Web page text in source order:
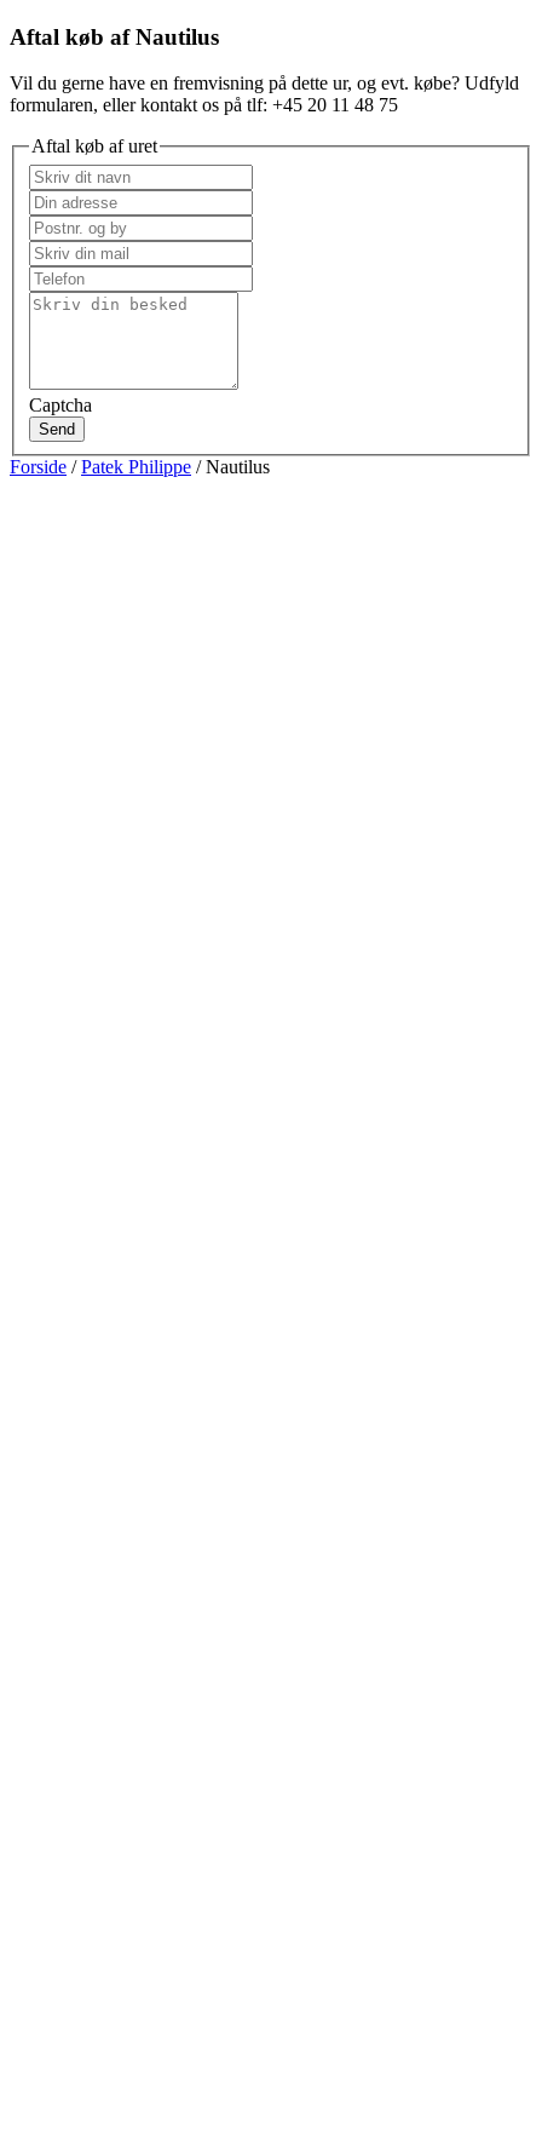
Aftal køb af Nautilus
Vil du gerne have en fremvisning på dette ur, og evt. købe? Udfyld
formularen, eller kontakt os på tlf: +45 20 11 48 75
Aftal køb af uret
Captcha
Send
Forside /Patek Philippe / Nautilus